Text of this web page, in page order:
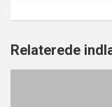
Relaterede